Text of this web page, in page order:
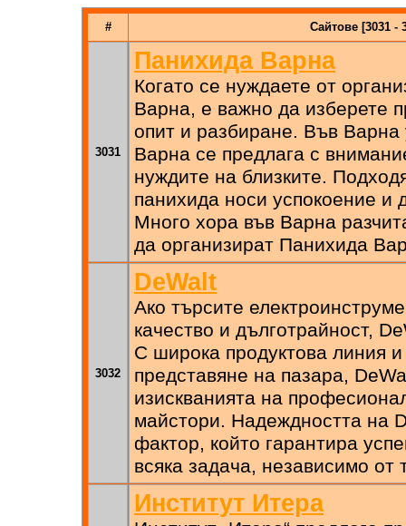
# Сайтове [3031 -
3031
Панихида Варна
Когато се нуждаете от
Варна, е важно да изберете
опит и разбиране. Във Варна
Варна се предлага с
нуждите на близките.
панихида носи успокоение и
Много хора във Варна
да организират Панихида
3032
DeWalt
Ако търсите
качество и дълготрайност,
С широка продуктова линия и
представяне на пазара,
изискванията на
майстори. Надеждността на
фактор, който гарантира
всяка задача, независимо от
Институт Итера